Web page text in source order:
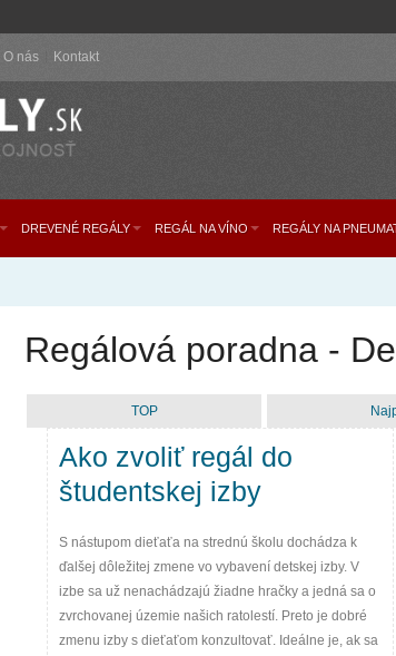
O nás Kontakt
DREVENÉ REGÁLY REGÁL NA VÍNO REGÁLY NA
Regálová poradna -
TOP
Ako zvoliť regál do
študentskej izby
S nástupom dieťaťa na strednú školu dochádza k
ďalšej dôležitej zmene vo vybavení detskej izby. V
izbe sa už nenachádzajú žiadne hračky a jedná sa o
zvrchovanej územie našich ratolestí. Preto je dobré
zmenu izby s dieťaťom konzultovať. Ideálne je, ak sa